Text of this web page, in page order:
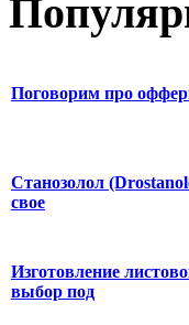
Поговорим про
Станозолол
свое
Изготовление
выбор под